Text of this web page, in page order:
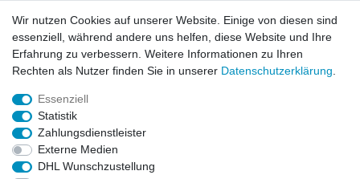
© Copyright 2026 | Alle Rechte vorbehalten. HL-
Handelsgesellschaft mbH.
Alle Markennamen, Warenzeichen sowie sämtliche Produktbilder
und Beschreibungen sind Eigentum Ihrer rechtmäßigen
Eigentümer und dienen hier nur der Beschreibung.
Preise nur für registrierte Händler, ansonsten zeigt der Shop 0,00
Wir nutzen Cookies auf unserer Website. Einige von diesen sind
essenziell, während andere uns helfen, diese Website und Ihre
Erfahrung zu verbessern. Weitere Informationen zu Ihren
Rechten als Nutzer finden Sie in unserer Daten­schutz­erklärung
Essenziell
Statistik
Zahlungsdienstleister
Externe Medien
DHL Wunschzustellung